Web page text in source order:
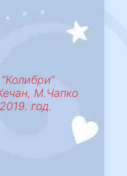
М.Чапко
год.